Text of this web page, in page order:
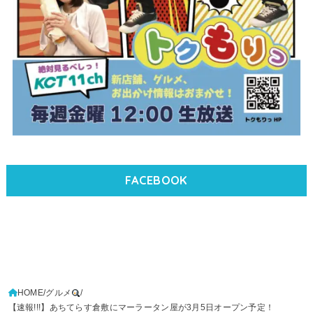
FACEBOOK
HOME グルメ
【速報!!!】あちてらす倉敷にマーラータン屋が3月5日オープン予定！